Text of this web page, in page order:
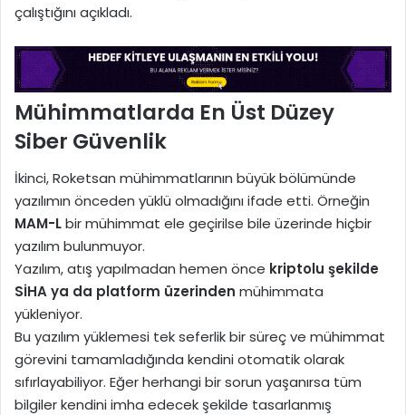
çalıştığını açıkladı.
Mühimmatlarda En Üst Düzey
Siber Güvenlik
İkinci, Roketsan mühimmatlarının büyük bölümünde
yazılımın önceden yüklü olmadığını ifade etti. Örneğin
MAM-Lbir mühimmat ele geçirilse bile üzerinde hiçbir
yazılım bulunmuyor.
Yazılım, atış yapılmadan hemen önce kriptolu şekilde
SİHA ya da platform üzerinden mühimmata
yükleniyor.
Bu yazılım yüklemesi tek seferlik bir süreç ve mühimmat
görevini tamamladığında kendini otomatik olarak
sıfırlayabiliyor. Eğer herhangi bir sorun yaşanırsa tüm
bilgiler kendini imha edecek şekilde tasarlanmış